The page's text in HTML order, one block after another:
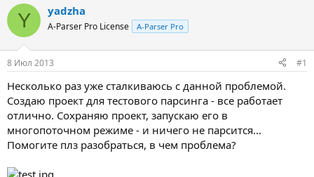
т
о
т
е
м
ы
т
н
а
л
а
Y yadzha
A-Parser Pro License A-Parser Pro
8 Июл 2013 #1
Несколько раз уже сталкиваюсь с данной проблемой.
Создаю проект для тестового парсинга - все работает
отлично. Сохраняю проект, запускаю его в
многопоточном режиме - и ничего не парсится...
Помогите плз разобраться, в чем проблема?